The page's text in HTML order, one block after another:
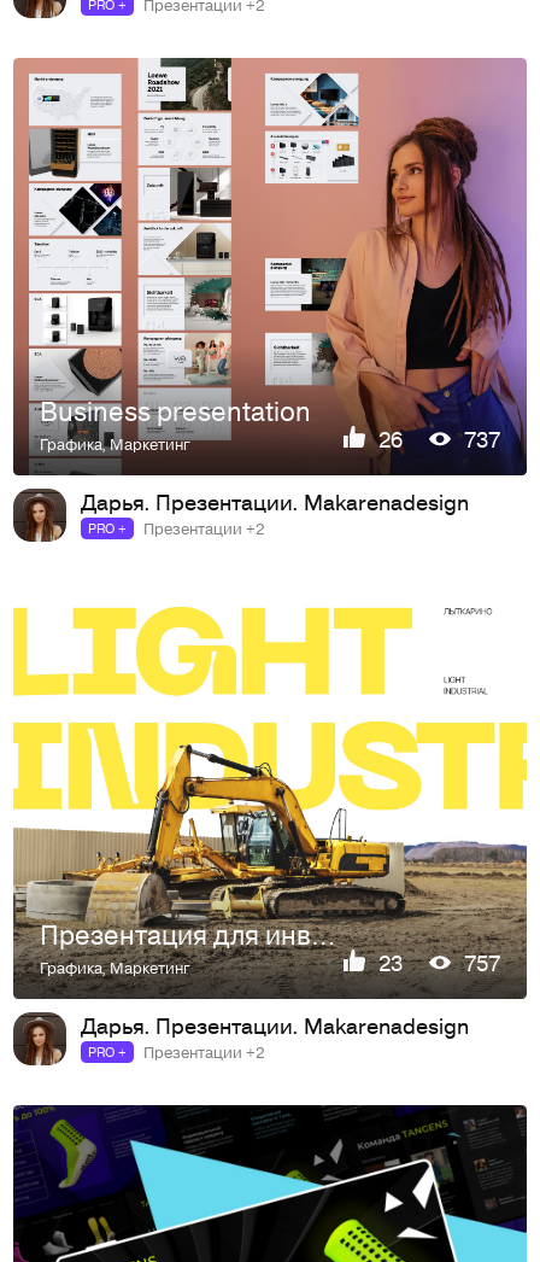
PRO +
Business presentation
Графика,Маркетинг 26 737
Дарья. Презентации. Makarenadesign
PRO + Презентации +2
Презентация для инвесторов
Графика,Маркетинг 23 757
Дарья. Презентации. Makarenadesign
PRO + Презентации +2